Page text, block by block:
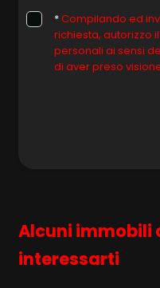
*Compilando ed
richiesta, autorizzo
personali ai sensi
di aver preso
Alcuni immobili
interessarti
Nuova costruzione
Lusso